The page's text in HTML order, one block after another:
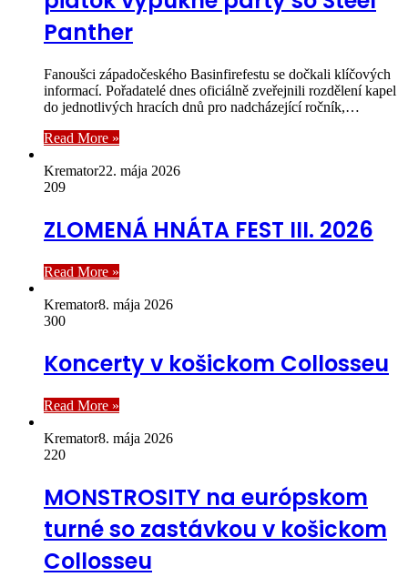
Panther
Fanoušci západočeského Basinfirefestu se dočkali klíčových
informací. Pořadatelé dnes oficiálně zveřejnili rozdělení kapel
do jednotlivých hracích dnů pro nadcházející ročník,…
Read More »
Kremator22. mája 2026
209
ZLOMENÁ HNÁTA FEST III. 2026
Read More »
Kremator8. mája 2026
300
Koncerty v košickom Collosseu
Read More »
Kremator8. mája 2026
220
MONSTROSITY na európskom
turné so zastávkou v košickom
Collosseu